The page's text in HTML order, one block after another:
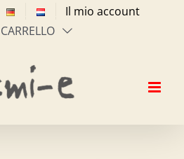
Il mio account
CARRELLO